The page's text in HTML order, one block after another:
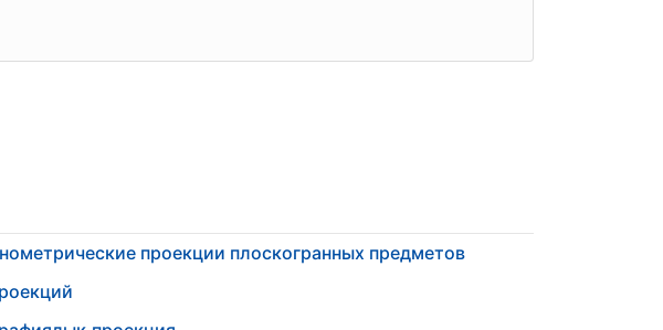
проекции плоскогранных предметов